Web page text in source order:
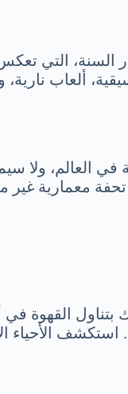
التي
ألعاب
ولا
تحفة
بتناول
الأحياء